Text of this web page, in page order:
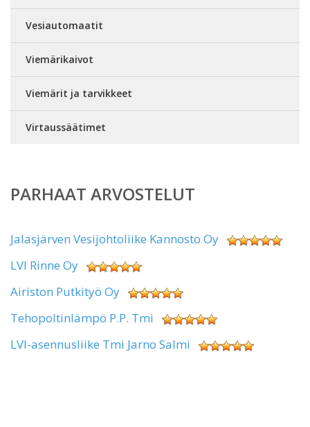
Vesiautomaatit
Viemärikaivot
Viemärit ja tarvikkeet
Virtaussäätimet
PARHAAT ARVOSTELUT
Jalasjärven Vesijohtoliike Kannosto Oy
LVI Rinne Oy
Airiston Putkityö Oy
Tehopoltinlämpö P.P. Tmi
LVI-asennusliike Tmi Jarno Salmi